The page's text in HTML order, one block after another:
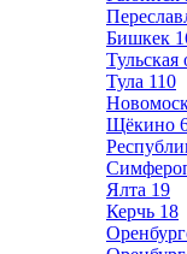
Бишкек
Тульская
Тула 110
Щёкино
Ялта 19
Керчь 18